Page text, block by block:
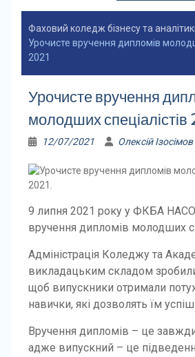
Фаховий коледж бізнесу та
Урочисте вручення дипломів
2021
Урочисте вручення
молодших спеціалістів
12/07/2021 Олексій Ізосімов
9 липня 2021 року у ФКБА
вручення дипломів молодших
Адміністрація Коледжу та
викладацьким складом
щоб випускники отримали
навички, які дозволять їм
Вручення дипломів – це
адже випускний – це